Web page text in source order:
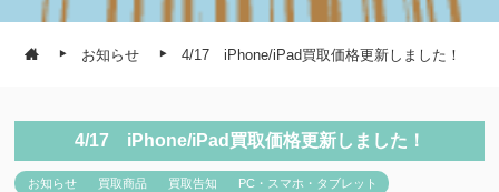
お知らせ 4/17 iPhone/iPad買取価格更新しました！
4/17 iPhone/iPad買取価格更新しました！
お知らせ 買取商品 買取告知 PC・スマホ・タブレット